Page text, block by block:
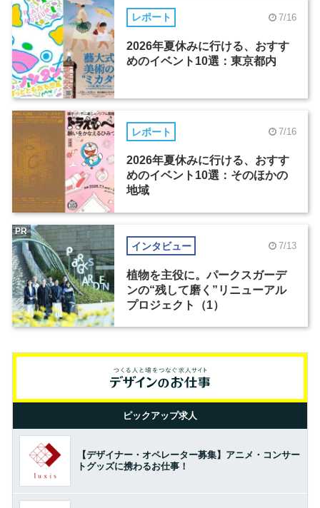
レポート 7/16
2026年夏休みに行ける、おすす
めのイベント10選：東京都内
レポート 7/16
2026年夏休みに行ける、おすす
めのイベント10選：そのほかの
地域
インタビュー 7/13
植物を主役に。パークスガーデ
ンの“残して磨く”リニューアル
プロジェクト（1）
PR
ピックアップ求人
【デザイナー・オペレーター募集】アニメ・コンサー
トグッズに携わるお仕事！